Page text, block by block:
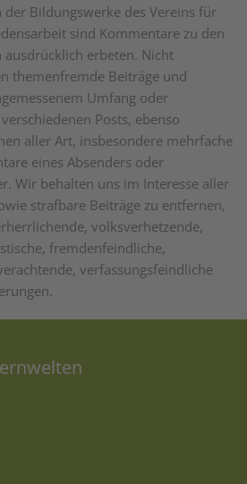
der Bildungswerke des Vereins für
sind Kommentare zu den
erbeten. Nicht
themenfremde Beiträge und
Umfang oder
Posts, ebenso
aller Art, insbesondere mehrfache
eines Absenders oder
Wir behalten uns im Interesse aller
strafbare Beiträge zu entfernen,
volksverhetzende,
fremdenfeindliche,
verfassungsfeindliche